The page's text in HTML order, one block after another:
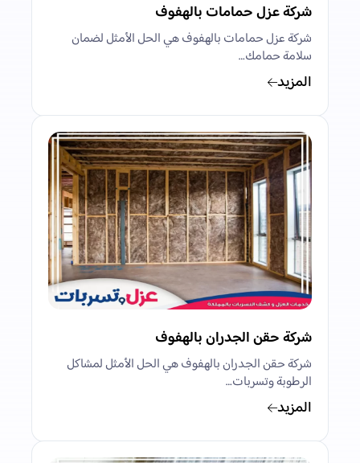
شركة عزل حمامات بالهفوف
شركة عزل حمامات بالهفوف هي الحل الأمثل لضمان
سلامة حمامك…
المزيد
شركة حقن الجدران بالهفوف
شركة حقن الجدران بالهفوف هي الحل الأمثل لمشاكل
الرطوبة وتسربات…
المزيد